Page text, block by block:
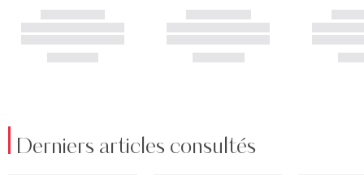
Derniers articles consultés